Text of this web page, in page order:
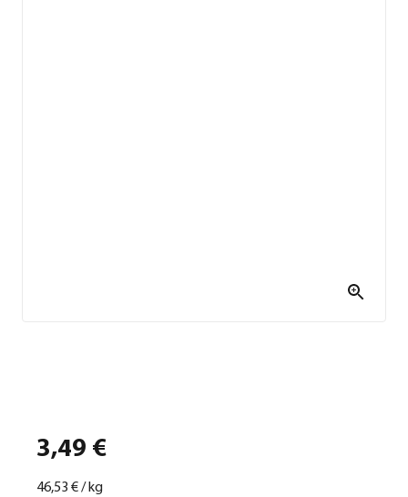
3,49 €
46,53 €/kg